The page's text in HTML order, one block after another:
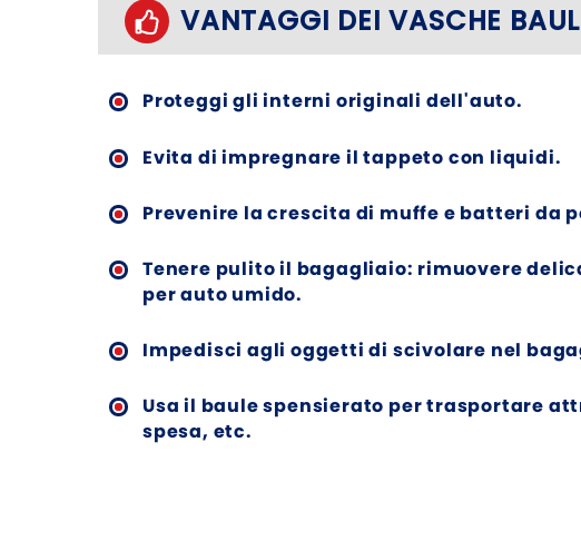
VANTAGGI DEI VASCHE
Proteggi gli interni originali dell'auto.
Evita di impregnare il tappeto con liquidi.
Prevenire la crescita di muffe e batteri da
Tenere pulito il bagagliaio: rimuovere
per auto umido.
Impedisci agli oggetti di scivolare nel
Usa il baule spensierato per trasportare
spesa, etc.